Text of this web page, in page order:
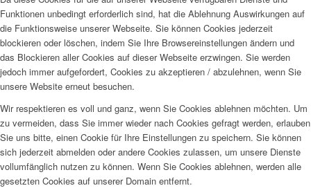
Funktionen unbedingt erforderlich sind, hat die Ablehnung Auswirkungen auf
die Funktionsweise unserer Webseite. Sie können Cookies jederzeit
blockieren oder löschen, indem Sie Ihre Browsereinstellungen ändern und
das Blockieren aller Cookies auf dieser Webseite erzwingen. Sie werden
jedoch immer aufgefordert, Cookies zu akzeptieren / abzulehnen, wenn Sie
unsere Website erneut besuchen.
Wir respektieren es voll und ganz, wenn Sie Cookies ablehnen möchten. Um
zu vermeiden, dass Sie immer wieder nach Cookies gefragt werden, erlauben
Sie uns bitte, einen Cookie für Ihre Einstellungen zu speichern. Sie können
sich jederzeit abmelden oder andere Cookies zulassen, um unsere Dienste
vollumfänglich nutzen zu können. Wenn Sie Cookies ablehnen, werden alle
gesetzten Cookies auf unserer Domain entfernt.